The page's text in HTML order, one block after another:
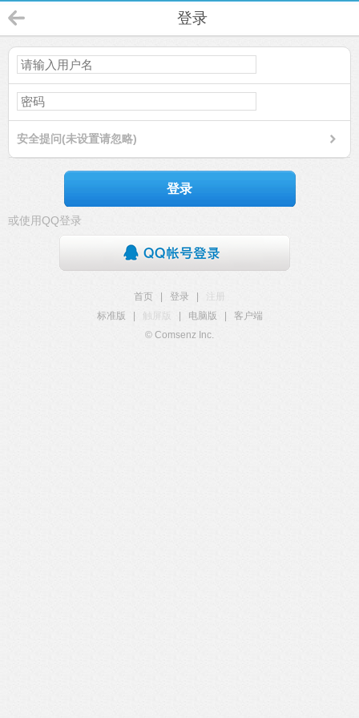
登录
安全提问(未设置请忽略)
登录
或使用QQ登录
首页 登录
注册
标准版
触屏版 电脑版
客户端
© Comsenz Inc.